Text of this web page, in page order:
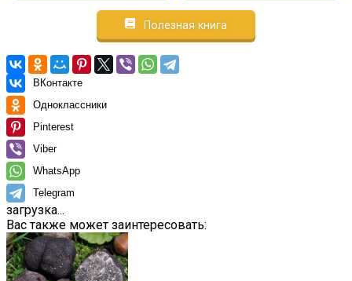
Полезная книга
ВКонтакте
Одноклассники
Pinterest
Viber
WhatsApp
Telegram
загрузка...
Вас также может заинтересовать: